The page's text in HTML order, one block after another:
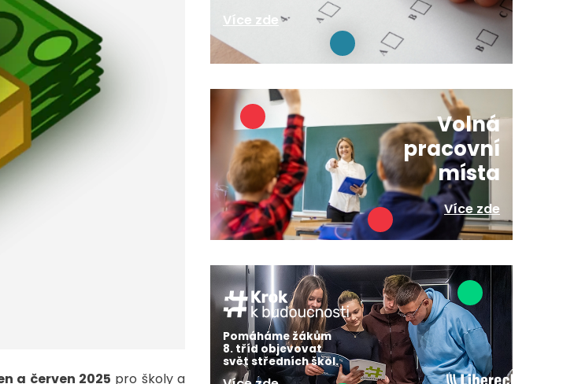
a červen 2025 pro školy a
Více zde
Volná
pracovní
místa
Více zde
Pomáháme žákům
8. tříd objevovat
svět středních škol.